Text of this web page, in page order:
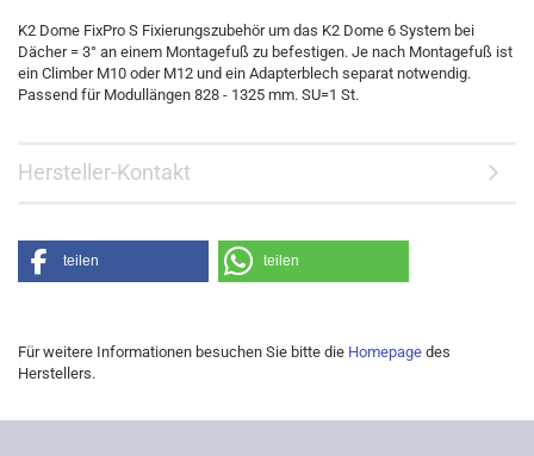
K2 Dome FixPro S Fixierungszubehör um das K2 Dome 6 System bei
Dächer = 3° an einem Montagefuß zu befestigen. Je nach Montagefuß ist
ein Climber M10 oder M12 und ein Adapterblech separat notwendig.
Passend für Modullängen 828 - 1325 mm. SU=1 St.
Hersteller-Kontakt
teilen teilen
Für weitere Informationen besuchen Sie bitte die Homepage des
Herstellers.